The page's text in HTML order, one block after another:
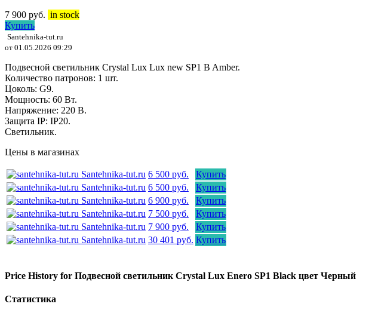
7 900 руб. in stock
Купить
Santehnika-tut.ru
от 01.05.2026 09:29
Подвесной светильник Crystal Lux Lux new SP1 B Amber.
Количество патронов: 1 шт.
Цоколь: G9.
Мощность: 60 Вт.
Напряжение: 220 В.
Защита IP: IP20.
Светильник.
Цены в магазинах
Santehnika-tut.ru 6 500 руб.
Купить
Santehnika-tut.ru 6 500 руб.
Купить
Santehnika-tut.ru 6 900 руб.
Купить
Santehnika-tut.ru 7 500 руб.
Купить
Santehnika-tut.ru 7 900 руб.
Купить
Santehnika-tut.ru 30 401 руб. Купить
Price History for Подвесной светильник Crystal Lux Enero SP1 Black цвет Черный
Статистика